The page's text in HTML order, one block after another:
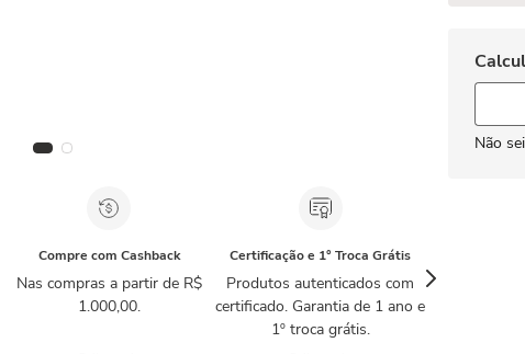
Compre com Cashback
Nas compras a partir de R$
1.000,00.
Certificação e 1° Troca Grátis
Produtos autenticados com
certificado. Garantia de 1 ano e
1º troca grátis.
Não